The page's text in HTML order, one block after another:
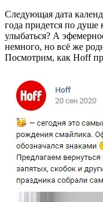
Следующая дата
года придется по
улыбаться? А
немного, но всё же
Посмотрим, как Hoff